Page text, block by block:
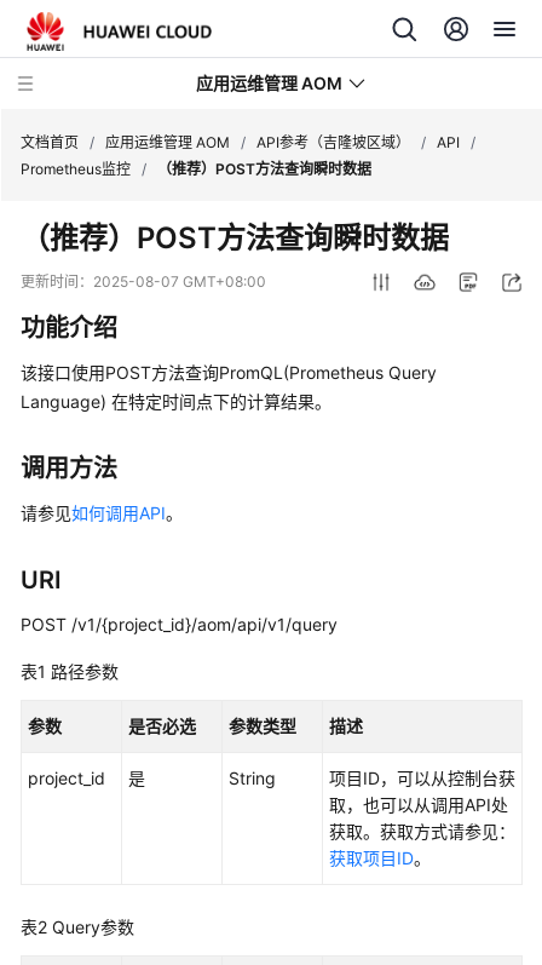
应用运维管理 AOM
最
新
动
品
介
费
明
快
入
户
佳
文档首页 / 应用运维管理 AOM / API参考（吉隆坡区域） / API /
Prometheus监控 / （推荐）POST方法查询瞬时数据
（推荐）POST方法查询瞬时数据
更新时间： 2025-08-07 GMT+08:00
功能介绍
该接口使用POST方法查询PromQL(Prometheus Query
Language) 在特定时间点下的计算结果。
调用方法
请参见如何调用API。
URI
POST /v1/{project_id}/aom/api/v1/query
表1 路径参数
参数 是否必选 参数类型 描述
project_id 是 String
项目ID，可以从控制台获
取，也可以从调用API处
获取。获取方式请参见：
获取项目ID。
表2 Query参数